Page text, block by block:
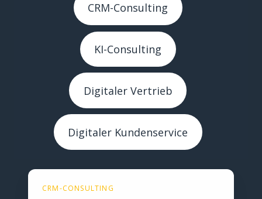
CRM-Consulting
KI-Consulting
Digitaler Vertrieb
Digitaler Kundenservice
CRM-CONSULTING